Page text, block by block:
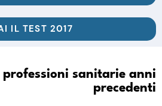
IL TEST 2017
sanitarie anni
precedenti